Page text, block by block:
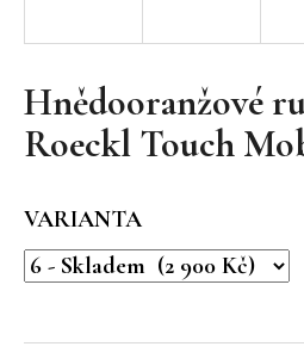
Hnědooranžové
Roeckl Touch
VARIANTA
í
t
?
HLEDAT